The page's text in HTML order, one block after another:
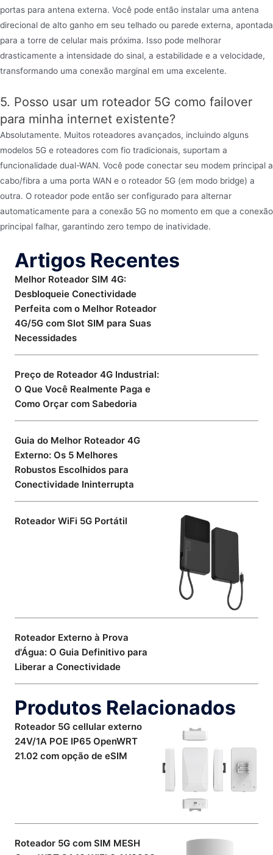
portas para antena externa. Você pode então instalar uma antena
direcional de alto ganho em seu telhado ou parede externa, apontada
para a torre de celular mais próxima. Isso pode melhorar
drasticamente a intensidade do sinal, a estabilidade e a velocidade,
transformando uma conexão marginal em uma excelente.
5. Posso usar um roteador 5G como failover
para minha internet existente?
Absolutamente. Muitos roteadores avançados, incluindo alguns
modelos 5G e roteadores com fio tradicionais, suportam a
funcionalidade dual-WAN. Você pode conectar seu modem principal a
cabo/fibra a uma porta WAN e o roteador 5G (em modo bridge) a
outra. O roteador pode então ser configurado para alternar
automaticamente para a conexão 5G no momento em que a conexão
principal falhar, garantindo zero tempo de inatividade.
Artigos Recentes
Melhor Roteador SIM 4G:
Desbloqueie Conectividade
Perfeita com o Melhor Roteador
4G/5G com Slot SIM para Suas
Necessidades
Preço de Roteador 4G Industrial:
O Que Você Realmente Paga e
Como Orçar com Sabedoria
Guia do Melhor Roteador 4G
Externo: Os 5 Melhores
Robustos Escolhidos para
Conectividade Ininterrupta
Roteador WiFi 5G Portátil
Roteador Externo à Prova
d'Água: O Guia Definitivo para
Liberar a Conectividade
Produtos Relacionados
Roteador 5G cellular externo
24V/1A POE IP65 OpenWRT
21.02 com opção de eSIM
Roteador 5G com SIM MESH